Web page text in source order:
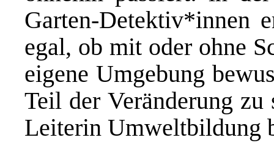
Garten-Detektiv*innen
egal, ob mit oder ohne
eigene Umgebung
Teil der Veränderung
Leiterin Umweltbildung